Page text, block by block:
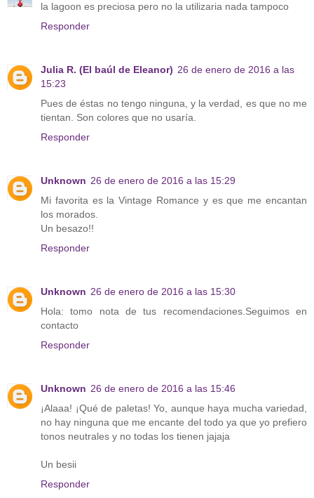
la lagoon es preciosa pero no la utilizaria nada tampoco
Responder
Julia R. (El baúl de Eleanor) 26 de enero de 2016 a las
15:23
Pues de éstas no tengo ninguna, y la verdad, es que no me
tientan. Son colores que no usaría.
Responder
Unknown 26 de enero de 2016 a las 15:29
Mi favorita es la Vintage Romance y es que me encantan
los morados.
Un besazo!!
Responder
Unknown 26 de enero de 2016 a las 15:30
Hola: tomo nota de tus recomendaciones.Seguimos en
contacto
Responder
Unknown 26 de enero de 2016 a las 15:46
¡Alaaa! ¡Qué de paletas! Yo, aunque haya mucha variedad,
no hay ninguna que me encante del todo ya que yo prefiero
tonos neutrales y no todas los tienen jajaja
Un besii
Responder